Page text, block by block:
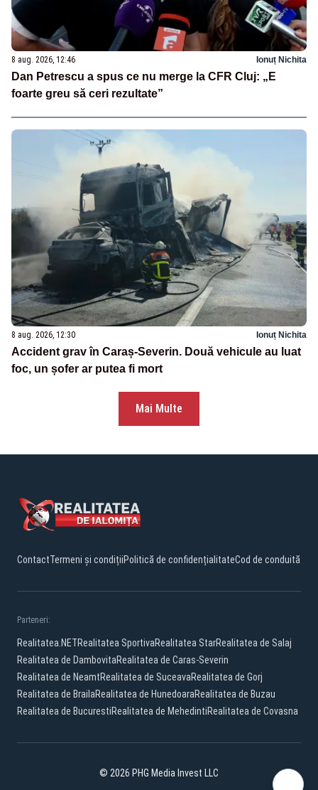
8 aug. 2026, 12:46 Ionuț Nichita
Dan Petrescu a spus ce nu merge la CFR Cluj: „E
foarte greu să ceri rezultate”
8 aug. 2026, 12:30 Ionuț Nichita
Accident grav în Caraș-Severin. Două vehicule au luat
foc, un șofer ar putea fi mort
Mai Multe
ContactTermeni și condițiiPolitică de confidențialitateCod de conduită
Parteneri:
Realitatea.NETRealitatea SportivaRealitatea StarRealitatea de Salaj
Realitatea de DambovitaRealitatea de Caras-Severin
Realitatea de NeamtRealitatea de SuceavaRealitatea de Gorj
Realitatea de BrailaRealitatea de HunedoaraRealitatea de Buzau
Realitatea de BucurestiRealitatea de MehedintiRealitatea de Covasna
© 2026 PHG Media Invest LLC